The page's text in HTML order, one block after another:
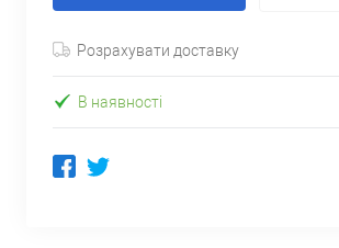
Розрахувати доставку
В наявності